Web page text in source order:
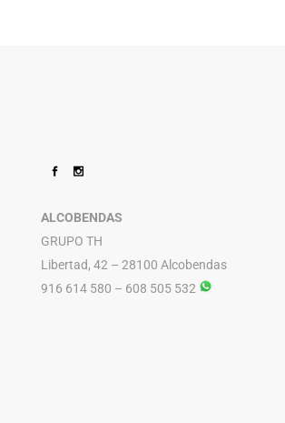
ALCOBENDAS
GRUPO TH
Libertad, 42 – 28100 Alcobendas
916 614 580 – 608 505 532